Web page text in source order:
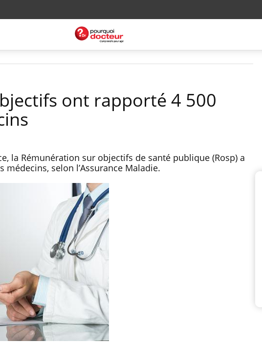
ont rapporté 4 500
la Rémunération sur objectifs de santé publique (Rosp) a
selon l’Assurance Maladie.